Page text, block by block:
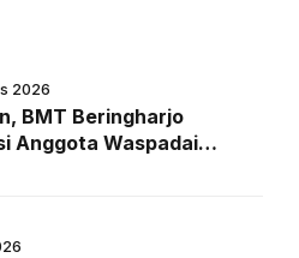
2026
BMT Beringharjo
Anggota Waspadai